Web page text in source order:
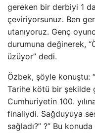
gereken bir derbiyi 1
çeviriyorsunuz. Ben
utanıyoruz. Genç
durumuna değinerek,
üzüyor” dedi.
Özbek, şöyle konuştu:
Tarihe kötü bir şekilde
Cumhuriyetin 100.
finaliydi. Sağduyuya
sağladı?” ?” Bu